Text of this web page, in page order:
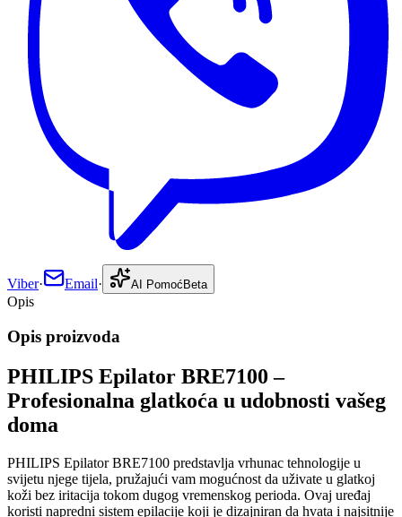
Viber· Email· AI Pomoć Beta
Opis
Opis proizvoda
PHILIPS Epilator BRE7100 –
Profesionalna glatkoća u udobnosti vašeg
doma
PHILIPS Epilator BRE7100 predstavlja vrhunac tehnologije u
svijetu njege tijela, pružajući vam mogućnost da uživate u glatkoj
koži bez iritacija tokom dugog vremenskog perioda. Ovaj uređaj
koristi napredni sistem epilacije koji je dizajniran da hvata i najsitnije